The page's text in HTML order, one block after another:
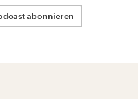
abonnieren